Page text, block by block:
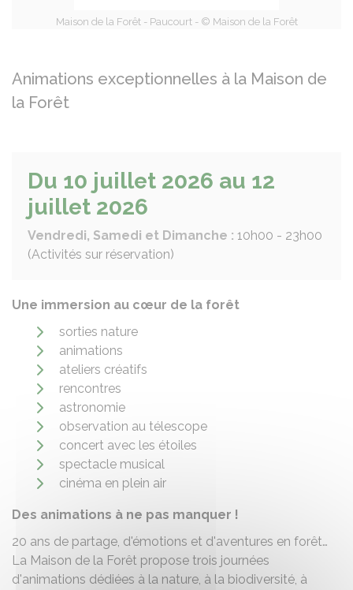
Maison de la Forêt - Paucourt - © Maison de la Forêt
Animations exceptionnelles à la Maison de
la Forêt
Du 10 juillet 2026 au 12
juillet 2026
Vendredi, Samedi et Dimanche : 10h00 - 23h00
(Activités sur réservation)
Une immersion au cœur de la forêt
sorties nature
animations
ateliers créatifs
rencontres
astronomie
observation au télescope
concert avec les étoiles
spectacle musical
cinéma en plein air
Des animations à ne pas manquer !
20 ans de partage, d'émotions et d'aventures en forêt…
La Maison de la Forêt propose trois journées
d'animations dédiées à la nature, à la biodiversité, à